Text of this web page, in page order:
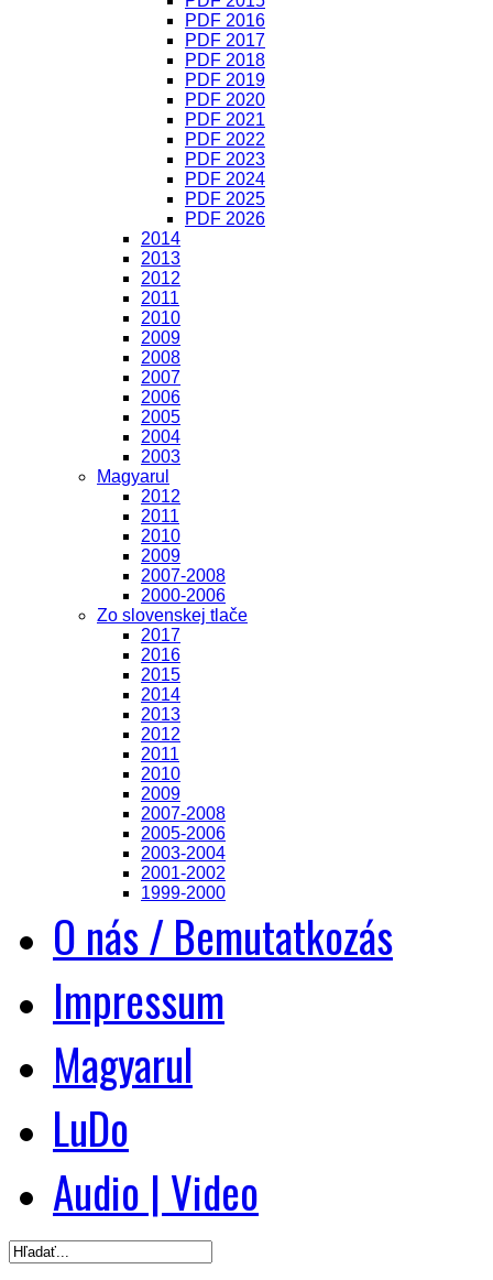
PDF 2016
PDF 2017
PDF 2018
PDF 2019
PDF 2020
PDF 2021
PDF 2022
PDF 2023
PDF 2024
PDF 2025
PDF 2026
2014
2013
2012
2011
2010
2009
2008
2007
2006
2005
2004
2003
Magyarul
2012
2011
2010
2009
2007-2008
2000-2006
Zo slovenskej tlače
2017
2016
2015
2014
2013
2012
2011
2010
2009
2007-2008
2005-2006
2003-2004
2001-2002
1999-2000
O nás / Bemutatkozás
Impressum
Magyarul
LuDo
Audio | Video